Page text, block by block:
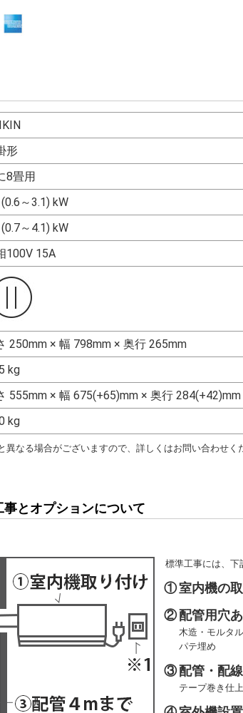
形
8畳用
～3.1) kW
～4.1) kW
100V 15A
250mm × 幅 798mm × 奥行 265mm
kg
555mm × 幅 675(+65)mm × 奥行 284(+42)mm
kg
異なる場合がございますので、詳しくはお問い合わせく
とオプションについて
標準工事には、下
①室内機の
② 配管用穴
木造・モルタ
パテ埋め
③ 配管・配
テープ巻き仕